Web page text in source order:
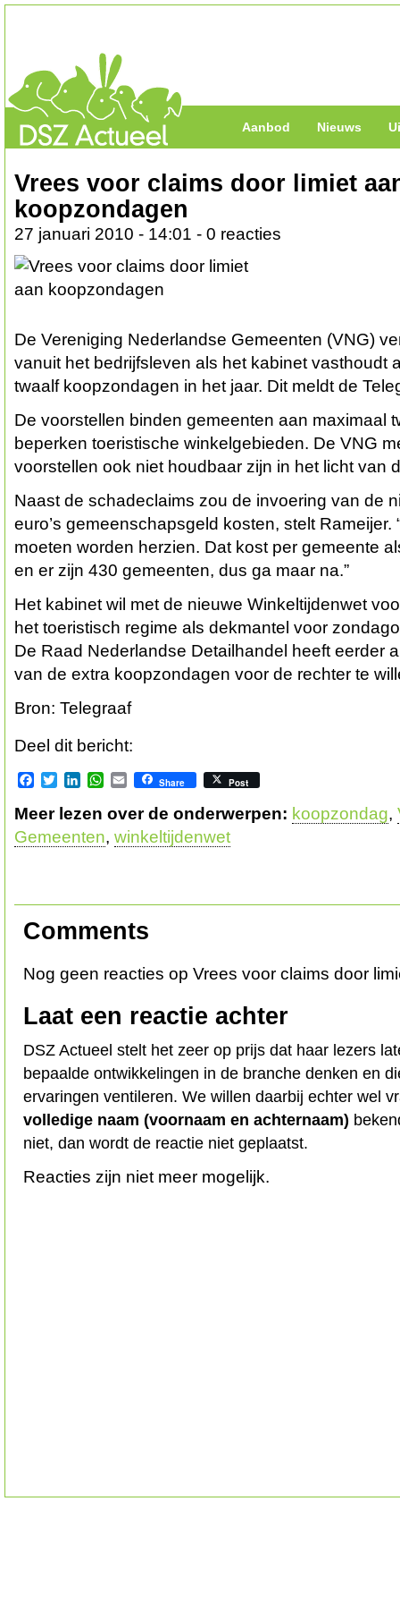
Aanbod Nieuws
Vrees voor claims door limiet
koopzondagen
27 januari 2010 - 14:01 - 0 reacties
De Vereniging Nederlandse Gemeenten (VNG)
vanuit het bedrijfsleven als het kabinet vasthoudt
twaalf koopzondagen in het jaar. Dit meldt de
De voorstellen binden gemeenten aan maximaal
beperken toeristische winkelgebieden. De VNG
voorstellen ook niet houdbaar zijn in het licht van
Naast de schadeclaims zou de invoering van de
euro’s gemeenschapsgeld kosten, stelt Rameijer.
moeten worden herzien. Dat kost per gemeente
en er zijn 430 gemeenten, dus ga maar na.”
Het kabinet wil met de nieuwe Winkeltijdenwet
het toeristisch regime als dekmantel voor
De Raad Nederlandse Detailhandel heeft eerder
van de extra koopzondagen voor de rechter te
Bron: Telegraaf
Deel dit bericht:
Facebook
TwitterLinkedInWhatsApp
EmailShare Post
Meer lezen over de onderwerpen: koopzondag,
Gemeenten, winkeltijdenwet
Comments
Nog geen reacties op Vrees voor claims door
Laat een reactie achter
DSZ Actueel stelt het zeer op prijs dat haar lezers
bepaalde ontwikkelingen in de branche denken en
ervaringen ventileren. We willen daarbij echter wel
volledige naam (voornaam en achternaam)
niet, dan wordt de reactie niet geplaatst.
Reacties zijn niet meer mogelijk.